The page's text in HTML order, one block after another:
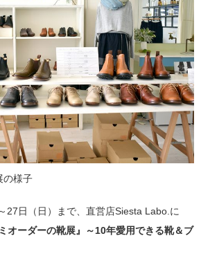
様子
27日（日）まで、直営店Siesta Labo.に
オーダーの靴展』～10年愛用できる靴＆ブ